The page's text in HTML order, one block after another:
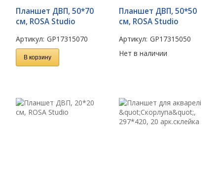
Планшет ДВП, 50*70
см, ROSA Studio
Артикул: GP17315070
В корзину
Планшет ДВП, 50*50
см, ROSA Studio
Артикул: GP17315050
Нет в наличии